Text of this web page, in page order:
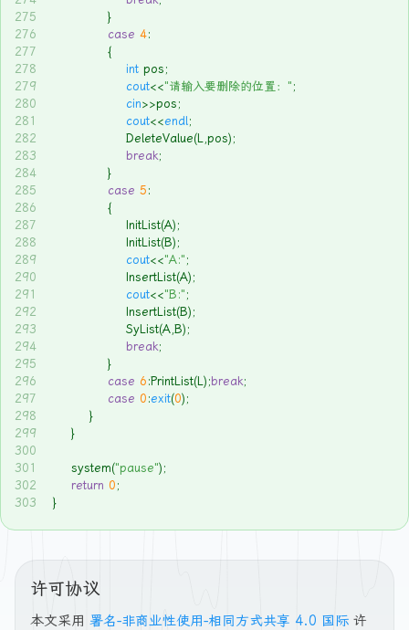
275
276
277
278
279
280
281
282
283
284
285
286
287
288
289
290
291
292
293
294
295
296
297
298
299
300
301
302
303
			}
case 4:
			{
int pos;
cout<<"请输入要删除的位置：" ;
cin>>pos;
cout<<endl;
				DeleteValue(L,pos);
break;
			}
case 5 :
			{
				InitList(A);
				InitList(B);
cout<<"A:" ;
				InsertList(A);
cout<<"B:" ;
				InsertList(B);
				SyList(A,B);
break;
			}
case 6 :PrintList(L);break;
case 0 :exit(0);
		}
	}
	system(
"pause");
return 0 ;
}
许可协议
本文采用 署名-非商业性使用-相同方式共享 4.0 国际 许